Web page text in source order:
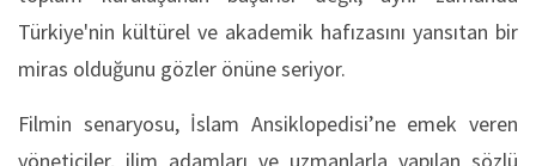
Türkiye'nin kültürel ve akademik hafızasını yansıtan bir
miras olduğunu gözler önüne seriyor.
Filmin senaryosu, İslam Ansiklopedisi’ne emek veren
yöneticiler, ilim adamları ve uzmanlarla yapılan sözlü